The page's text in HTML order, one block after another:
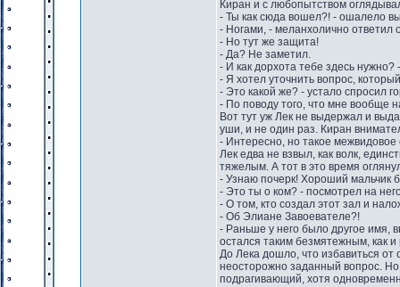
Киран и с любопытством
- Ты как сюда вошел?! - ошалело
- Ногами, - меланхолично ответил
- Но тут же защита!
- Да? Не заметил.
- И как дорхота тебе здесь
- Я хотел уточнить вопрос,
- Это какой же? - устало спросил
- По поводу того, что мне вообще
Вот тут уж Лек не выдержал и
уши, и не один раз. Киран
- Интересно, но такое
Лек едва не взвыл, как волк,
тяжелым. А тот в это время
- Узнаю почерк! Хороший мальчик
- Это ты о ком? - посмотрел на
- О том, кто создал этот зал и
- Об Элиане Завоевателе?!
- Раньше у него было другое имя,
остался таким безмятежным, как
До Лека дошло, что избавиться от
неосторожно заданный вопрос. Но
подрагивающий, хотя